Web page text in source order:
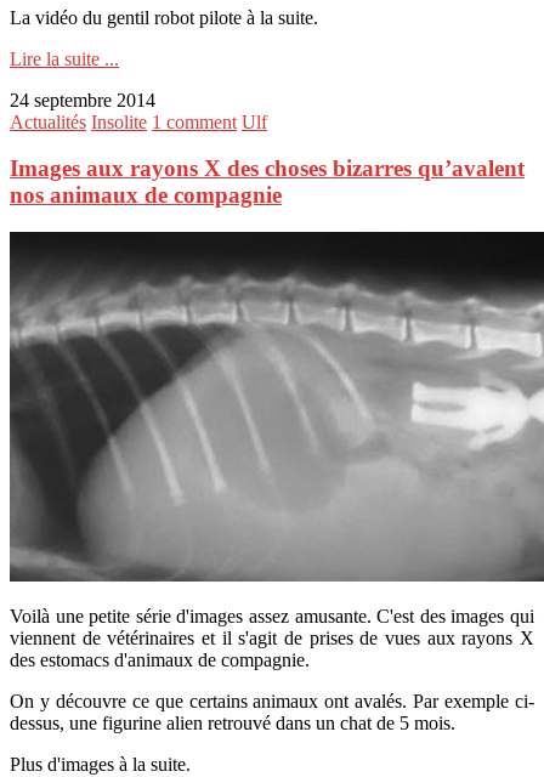
La vidéo du gentil robot pilote à la suite.
Lire la suite ...
24 septembre 2014
Actualités Insolite 1 comment Ulf
Images aux rayons X des choses bizarres qu’avalent
nos animaux de compagnie
Voilà une petite série d'images assez amusante. C'est des images qui
viennent de vétérinaires et il s'agit de prises de vues aux rayons X
des estomacs d'animaux de compagnie.
On y découvre ce que certains animaux ont avalés. Par exemple ci-
dessus, une figurine alien retrouvé dans un chat de 5 mois.
Plus d'images à la suite.